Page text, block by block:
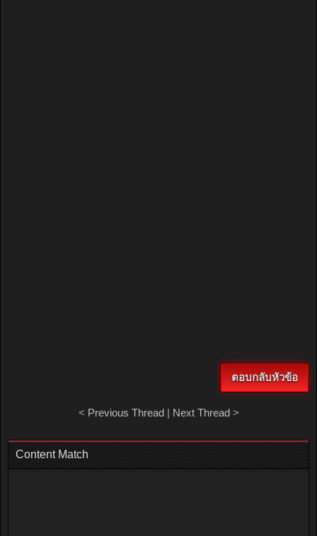
ตอบกลับหัวข้อ
< Previous Thread| Next Thread>
Content Match